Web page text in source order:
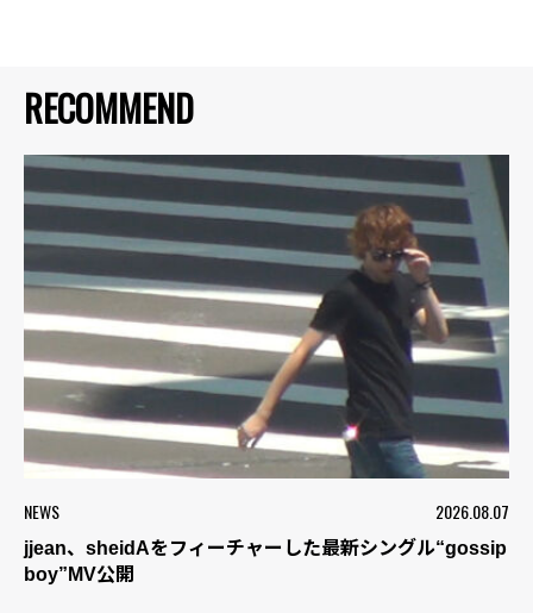
RECOMMEND
NEWS 2026.08.07
jjean、sheidAをフィーチャーした最新シングル“gossip
boy”MV公開